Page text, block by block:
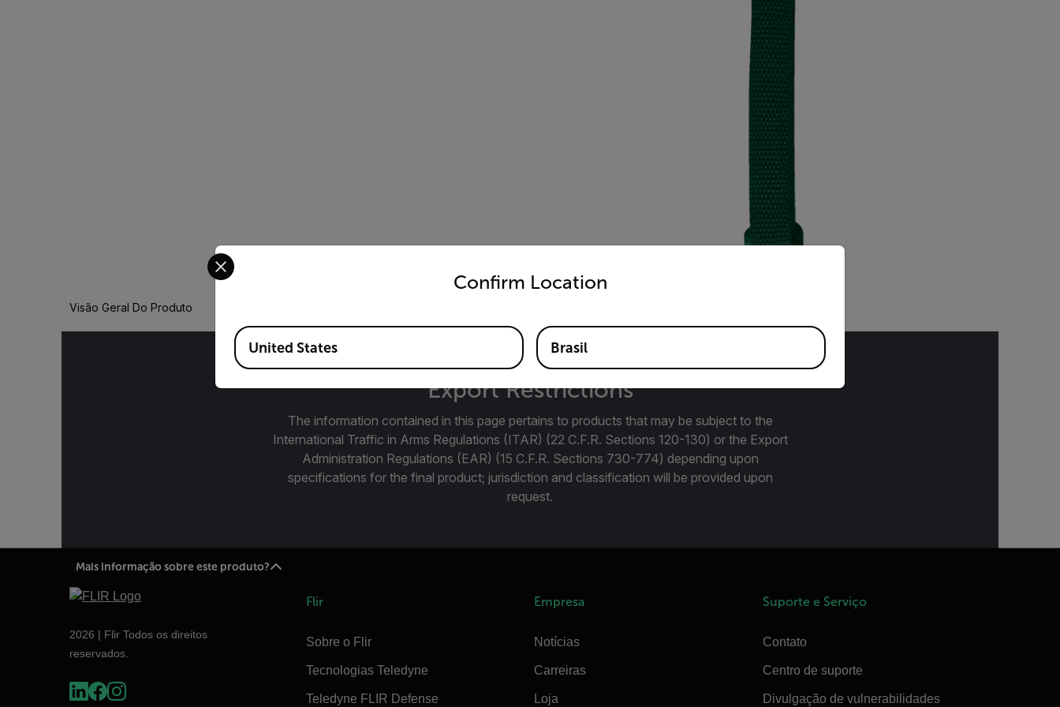
Visão Geral Do Produto
Export Restrictions
The information contained in this page pertains to products that may be subject to the
International Traffic in Arms Regulations (ITAR) (22 C.F.R. Sections 120-130) or the Export
Administration Regulations (EAR) (15 C.F.R. Sections 730-774) depending upon
specifications for the final product; jurisdiction and classification will be provided upon
request.
Mais informação sobre este produto?
2026 | Flir Todos os direitos
reservados.
Flir
Sobre o Flir
Tecnologias Teledyne
Teledyne FLIR Defense
Empresa
Notícias
Carreiras
Loja
Suporte e Serviço
Contato
Centro de suporte
Divulgação de vulnerabilidades
Confirm Location
Select your preferred country and language from the options below to access the appropriate version of our website.
Available Locations
United States Brasil